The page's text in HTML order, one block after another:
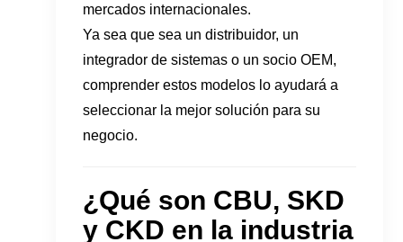
mercados internacionales.
Ya sea que sea un distribuidor, un
integrador de sistemas o un socio OEM,
comprender estos modelos lo ayudará a
seleccionar la mejor solución para su
negocio.
¿Qué son CBU, SKD
y CKD en la industria